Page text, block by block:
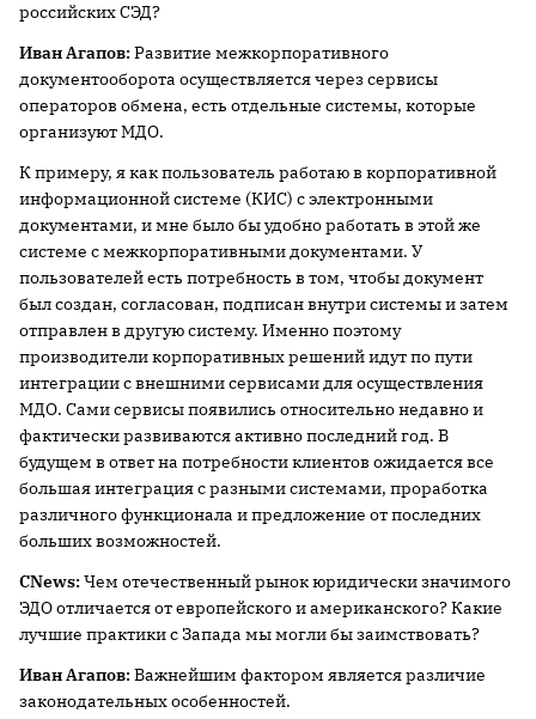
российских СЭД?
Иван Агапов:Развитие межкорпоративного
документооборота осуществляется через сервисы
операторов обмена, есть отдельные системы, которые
организуют МДО.
К примеру, я как пользователь работаю в корпоративной
информационной системе (КИС) с электронными
документами, и мне было бы удобно работать в этой же
системе с межкорпоративными документами. У
пользователей есть потребность в том, чтобы документ
был создан, согласован, подписан внутри системы и затем
отправлен в другую систему. Именно поэтому
производители корпоративных решений идут по пути
интеграции с внешними сервисами для осуществления
МДО. Сами сервисы появились относительно недавно и
фактически развиваются активно последний год. В
будущем в ответ на потребности клиентов ожидается все
большая интеграция с разными системами, проработка
различного функционала и предложение от последних
больших возможностей.
CNews:Чем отечественный рынок юридически значимого
ЭДО отличается от европейского и американского? Какие
лучшие практики с Запада мы могли бы заимствовать?
Иван Агапов:Важнейшим фактором является различие
законодательных особенностей.